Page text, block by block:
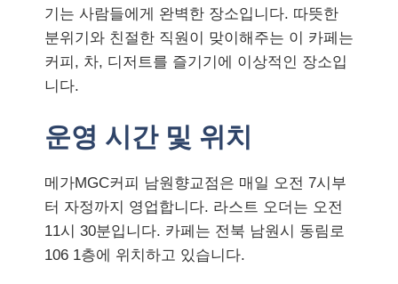
기는 사람들에게 완벽한 장소입니다. 따뜻한
분위기와 친절한 직원이 맞이해주는 이 카페는
커피, 차, 디저트를 즐기기에 이상적인 장소입
니다.
운영 시간 및 위치
메가MGC커피 남원향교점은 매일 오전 7시부
터 자정까지 영업합니다. 라스트 오더는 오전
11시 30분입니다. 카페는 전북 남원시 동림로
106 1층에 위치하고 있습니다.